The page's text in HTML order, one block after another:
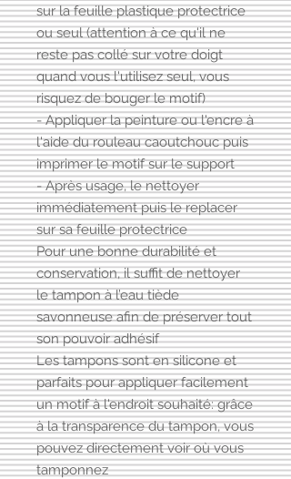
sur la feuille plastique protectrice
ou seul (attention à ce qu'il ne
reste pas collé sur votre doigt
quand vous l'utilisez seul, vous
risquez de bouger le motif)
- Appliquer la peinture ou l'encre à
l'aide du rouleau caoutchouc puis
imprimer le motif sur le support
- Après usage, le nettoyer
immédiatement puis le replacer
sur sa feuille protectrice
Pour une bonne durabilité et
conservation, il suffit de nettoyer
le tampon à l’eau tiède
savonneuse afin de préserver tout
son pouvoir adhésif
Les tampons sont en silicone et
parfaits pour appliquer facilement
un motif à l'endroit souhaité: grâce
à la transparence du tampon, vous
pouvez directement voir où vous
tamponnez